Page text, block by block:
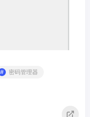
密码管理器